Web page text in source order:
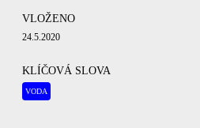
VLOŽENO
24.5.2020
KLÍČOVÁ SLOVA
VODA